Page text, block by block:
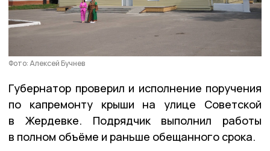
Фото: Алексей Бучнев
Губернатор проверил и исполнение поручения
по капремонту крыши на улице Советской
в Жердевке. Подрядчик выполнил работы
в полном объёме и раньше обещанного срока.